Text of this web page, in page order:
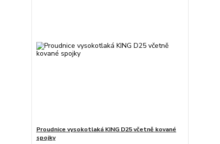
Proudnice vysokotlaká KING D25 včetně kované
spojky